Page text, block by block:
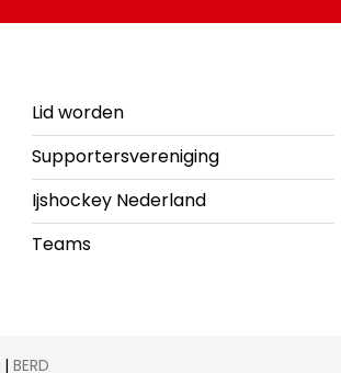
Lid worden
Supportersvereniging
Ijshockey Nederland
Teams
| BERD